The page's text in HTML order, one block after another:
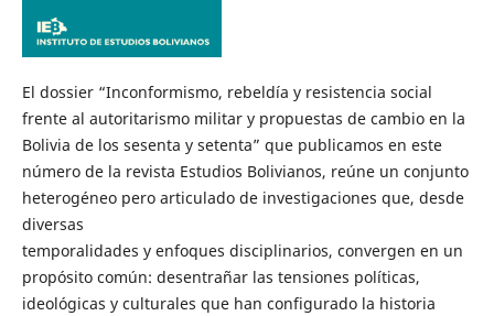
El dossier “Inconformismo, rebeldía y resistencia social
frente al autoritarismo militar y propuestas de cambio en la
Bolivia de los sesenta y setenta” que publicamos en este
número de la revista Estudios Bolivianos, reúne un conjunto
heterogéneo pero articulado de investigaciones que, desde
diversas
temporalidades y enfoques disciplinarios, convergen en un
propósito común: desentrañar las tensiones políticas,
ideológicas y culturales que han configurado la historia